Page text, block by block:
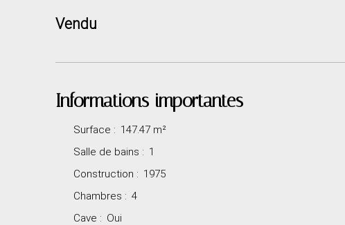
Vendu
Informations importantes
Surface : 147.47 m²
Salle de bains : 1
Construction : 1975
Chambres : 4
Cave : Oui